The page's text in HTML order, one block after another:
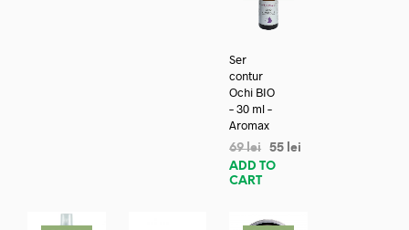
Ser
contur
Ochi BIO
– 30 ml –
Aromax
69lei 55 lei
ADD TO
CART